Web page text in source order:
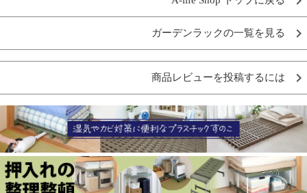
ガーデンラックの一覧を見る
商品レビューを投稿するには